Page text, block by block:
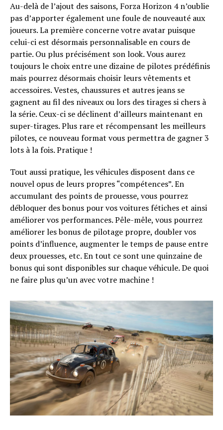
Au-delà de l’ajout des saisons, Forza Horizon 4 n’oublie
pas d’apporter également une foule de nouveauté aux
joueurs. La première concerne votre avatar puisque
celui-ci est désormais personnalisable en cours de
partie. Ou plus précisément son look. Vous aurez
toujours le choix entre une dizaine de pilotes prédéfinis
mais pourrez désormais choisir leurs vêtements et
accessoires. Vestes, chaussures et autres jeans se
gagnent au fil des niveaux ou lors des tirages si chers à
la série. Ceux-ci se déclinent d’ailleurs maintenant en
super-tirages. Plus rare et récompensant les meilleurs
pilotes, ce nouveau format vous permettra de gagner 3
lots à la fois. Pratique !
Tout aussi pratique, les véhicules disposent dans ce
nouvel opus de leurs propres “compétences”. En
accumulant des points de prouesse, vous pourrez
débloquer des bonus pour vos voitures fétiches et ainsi
améliorer vos performances. Pêle-mêle, vous pourrez
améliorer les bonus de pilotage propre, doubler vos
points d’influence, augmenter le temps de pause entre
deux prouesses, etc. En tout ce sont une quinzaine de
bonus qui sont disponibles sur chaque véhicule. De quoi
ne faire plus qu’un avec votre machine !
Flipboard
Reddit
Pinterest
Whatsapp
Email